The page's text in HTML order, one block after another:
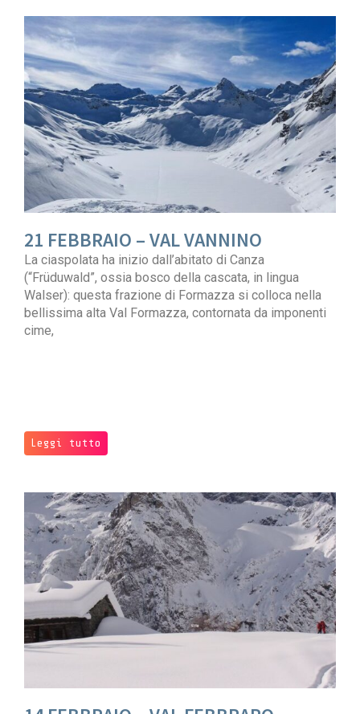
21 FEBBRAIO – VAL VANNINO
La ciaspolata ha inizio dall’abitato di Canza
(“Früduwald”, ossia bosco della cascata, in lingua
Walser): questa frazione di Formazza si colloca nella
bellissima alta Val Formazza, contornata da imponenti
cime,
Leggi tutto